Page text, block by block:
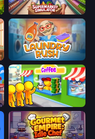
Supermarket Simulator: Store Manager
Laundry Rush
Coffee Idle